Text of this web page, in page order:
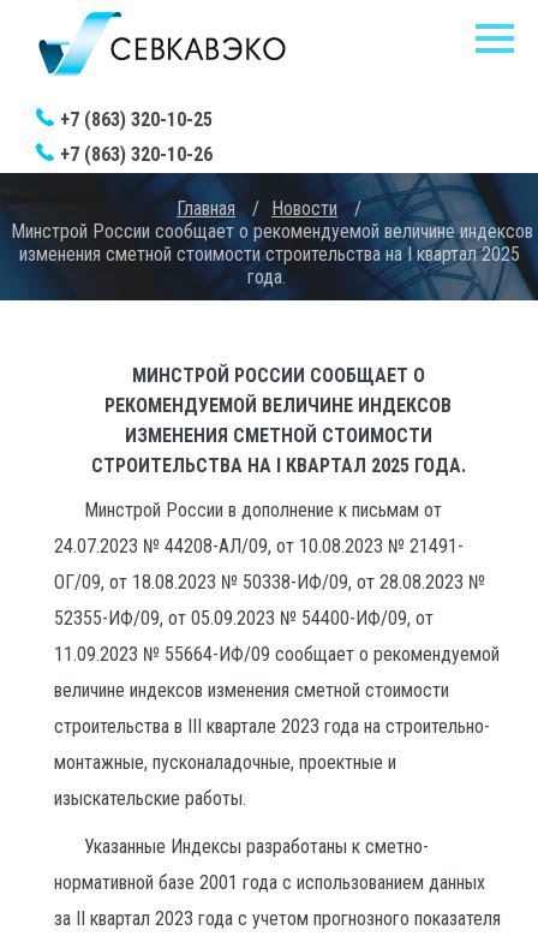
+7 (863) 320-10-25
+7 (863) 320-10-26
Главная / Новости
/
Минстрой России сообщает о рекомендуемой величине индексов
изменения сметной стоимости строительства на I квартал 2025
года.
МИНСТРОЙ РОССИИ СООБЩАЕТ О
РЕКОМЕНДУЕМОЙ ВЕЛИЧИНЕ ИНДЕКСОВ
ИЗМЕНЕНИЯ СМЕТНОЙ СТОИМОСТИ
СТРОИТЕЛЬСТВА НА I КВАРТАЛ 2025 ГОДА.
Минстрой России в дополнение к письмам от
24.07.2023 № 44208-АЛ/09, от 10.08.2023 № 21491-
ОГ/09, от 18.08.2023 № 50338-ИФ/09, от 28.08.2023 №
52355-ИФ/09, от 05.09.2023 № 54400-ИФ/09, от
11.09.2023 № 55664-ИФ/09 сообщает о рекомендуемой
величине индексов изменения сметной стоимости
строительства в III квартале 2023 года на строительно-
монтажные, пусконаладочные, проектные и
изыскательские работы.
Указанные Индексы разработаны к сметно-
нормативной базе 2001 года с использованием данных
за II квартал 2023 года с учетом прогнозного показателя